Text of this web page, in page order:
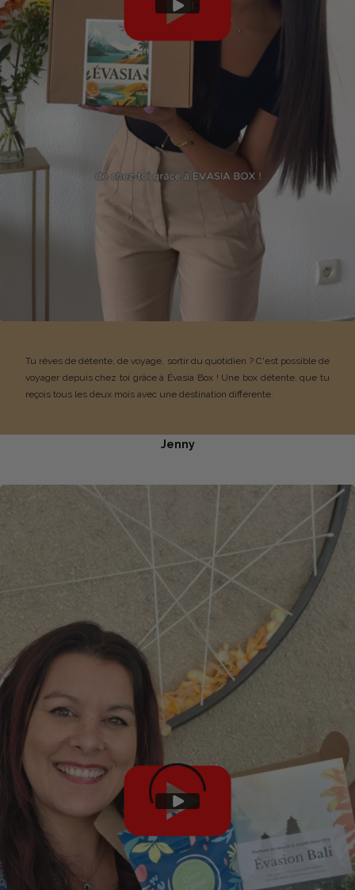
Tu rêves de détente, de voyage, sortir du quotidien ? C'est possible de
voyager depuis chez toi grâce à Évasia Box ! Une box détente, que tu
reçois tous les deux mois avec une destination différente.
Jenny